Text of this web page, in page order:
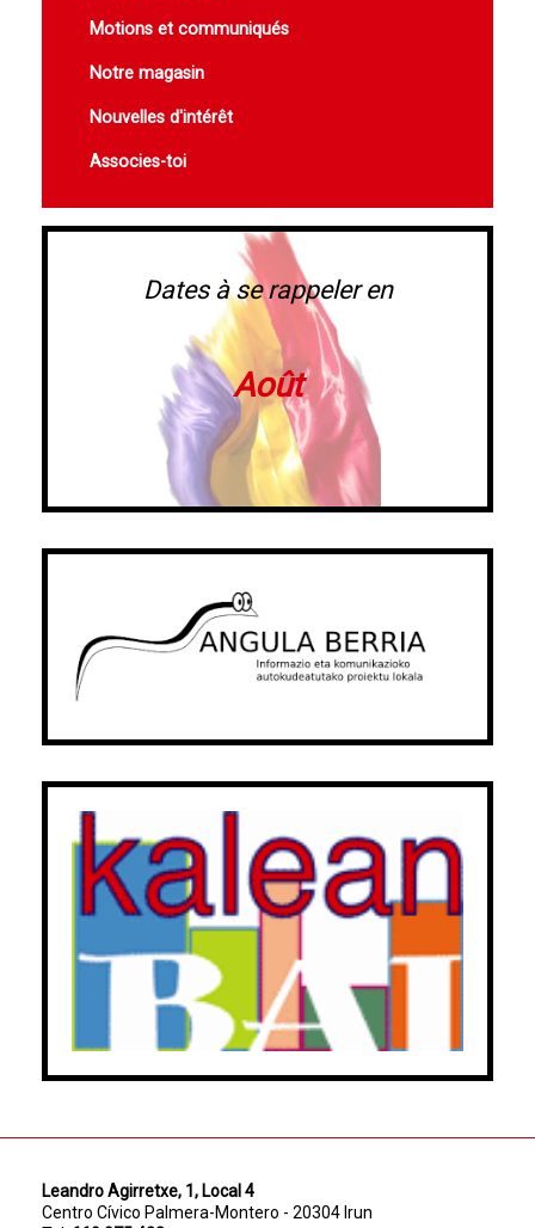
Motions et communiqués
Notre magasin
Nouvelles d'intérêt
Associes-toi
Dates à se rappeler en
Août
Leandro Agirretxe, 1, Local 4
Centro Cívico Palmera-Montero - 20304 Irun